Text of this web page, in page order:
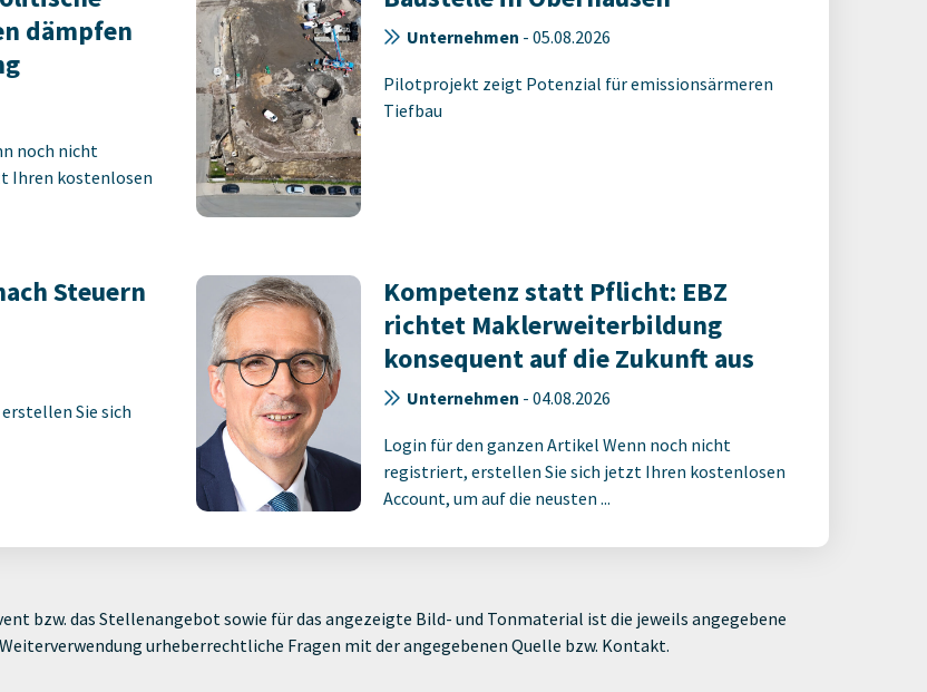
dämpfen
noch nicht
Ihren kostenlosen
Unternehmen - 05.08.2026
Pilotprojekt zeigt Potenzial für emissionsärmeren
Tiefbau
Steuern
Sie sich
Kompetenz statt Pflicht: EBZ
richtet Maklerweiterbildung
konsequent auf die Zukunft aus
Unternehmen - 04.08.2026
Login für den ganzen Artikel Wenn noch nicht
registriert, erstellen Sie sich jetzt Ihren kostenlosen
Account, um auf die neusten ...
bzw. das Stellenangebot sowie für das angezeigte Bild- und Tonmaterial ist die jeweils angegebene
urheberrechtliche Fragen mit der angegebenen Quelle bzw. Kontakt.